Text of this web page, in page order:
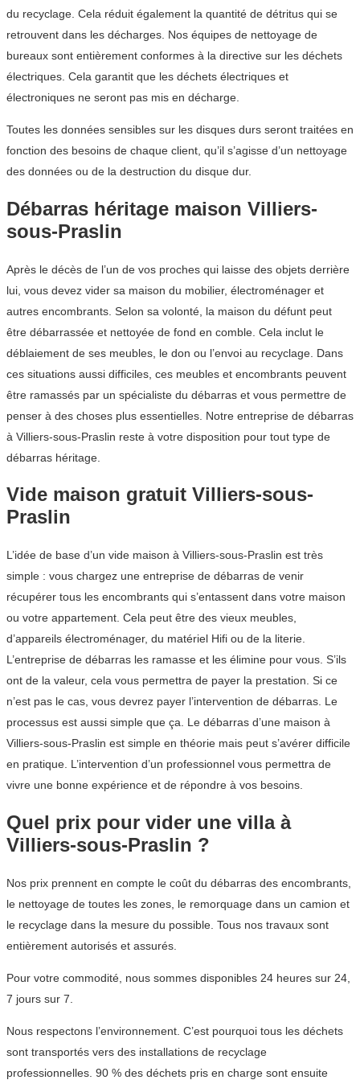
du recyclage. Cela réduit également la quantité de détritus qui se
retrouvent dans les décharges. Nos équipes de nettoyage de
bureaux sont entièrement conformes à la directive sur les déchets
électriques. Cela garantit que les déchets électriques et
électroniques ne seront pas mis en décharge.
Toutes les données sensibles sur les disques durs seront traitées en
fonction des besoins de chaque client, qu’il s’agisse d’un nettoyage
des données ou de la destruction du disque dur.
Débarras héritage maison Villiers-
sous-Praslin
Après le décès de l’un de vos proches qui laisse des objets derrière
lui, vous devez vider sa maison du mobilier, électroménager et
autres encombrants. Selon sa volonté, la maison du défunt peut
être débarrassée et nettoyée de fond en comble. Cela inclut le
déblaiement de ses meubles, le don ou l’envoi au recyclage. Dans
ces situations aussi difficiles, ces meubles et encombrants peuvent
être ramassés par un spécialiste du débarras et vous permettre de
penser à des choses plus essentielles. Notre entreprise de débarras
à Villiers-sous-Praslin reste à votre disposition pour tout type de
débarras héritage.
Vide maison gratuit Villiers-sous-
Praslin
L’idée de base d’un vide maison à Villiers-sous-Praslin est très
simple : vous chargez une entreprise de débarras de venir
récupérer tous les encombrants qui s’entassent dans votre maison
ou votre appartement. Cela peut être des vieux meubles,
d’appareils électroménager, du matériel Hifi ou de la literie.
L’entreprise de débarras les ramasse et les élimine pour vous. S’ils
ont de la valeur, cela vous permettra de payer la prestation. Si ce
n’est pas le cas, vous devrez payer l’intervention de débarras. Le
processus est aussi simple que ça. Le débarras d’une maison à
Villiers-sous-Praslin est simple en théorie mais peut s’avérer difficile
en pratique. L’intervention d’un professionnel vous permettra de
vivre une bonne expérience et de répondre à vos besoins.
Quel prix pour vider une villa à
Villiers-sous-Praslin ?
Nos prix prennent en compte le coût du débarras des encombrants,
le nettoyage de toutes les zones, le remorquage dans un camion et
le recyclage dans la mesure du possible. Tous nos travaux sont
entièrement autorisés et assurés.
Pour votre commodité, nous sommes disponibles 24 heures sur 24,
7 jours sur 7.
Nous respectons l’environnement. C’est pourquoi tous les déchets
sont transportés vers des installations de recyclage
professionnelles. 90 % des déchets pris en charge sont ensuite